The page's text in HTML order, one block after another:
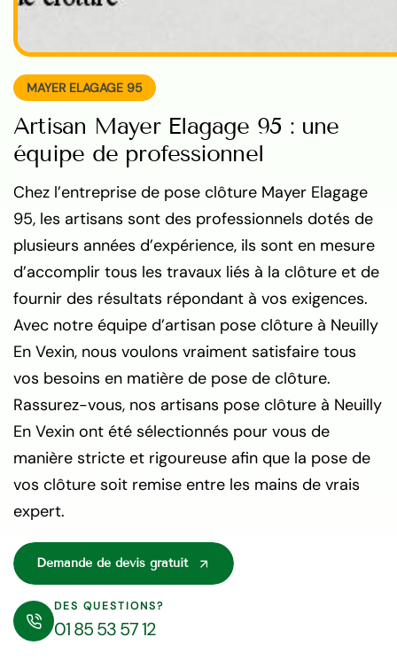
MAYER ELAGAGE 95
Artisan Mayer Elagage 95 : une
équipe de professionnel
Chez l’entreprise de pose clôture Mayer Elagage
95, les artisans sont des professionnels dotés de
plusieurs années d’expérience, ils sont en mesure
d’accomplir tous les travaux liés à la clôture et de
fournir des résultats répondant à vos exigences.
Avec notre équipe d’artisan pose clôture à Neuilly
En Vexin, nous voulons vraiment satisfaire tous
vos besoins en matière de pose de clôture.
Rassurez-vous, nos artisans pose clôture à Neuilly
En Vexin ont été sélectionnés pour vous de
manière stricte et rigoureuse afin que la pose de
vos clôture soit remise entre les mains de vrais
expert.
Demande de devis gratuit
DES QUESTIONS?
01 85 53 57 12